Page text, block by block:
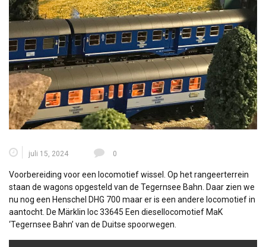
juli 15, 2024 0
Voorbereiding voor een locomotief wissel. Op het rangeerterrein
staan de wagons opgesteld van de Tegernsee Bahn. Daar zien we
nu nog een Henschel DHG 700 maar er is een andere locomotief in
aantocht. De Märklin loc 33645 Een diesellocomotief MaK
‘Tegernsee Bahn’ van de Duitse spoorwegen.